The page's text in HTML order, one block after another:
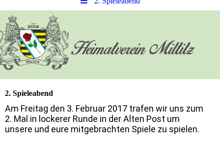
2. Spieleabend
Am Freitag den 3. Februar 2017 trafen wir uns zum
2. Mal in lockerer Runde in der Alten Post um
unsere und eure mitgebrachten Spiele zu spielen.